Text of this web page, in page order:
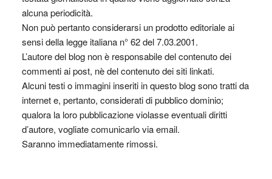
alcuna periodicità.
Non può pertanto considerarsi un prodotto editoriale ai
sensi della legge italiana n° 62 del 7.03.2001.
L’autore del blog non è responsabile del contenuto dei
commenti ai post, nè del contenuto dei siti linkati.
Alcuni testi o immagini inseriti in questo blog sono tratti da
internet e, pertanto, considerati di pubblico dominio;
qualora la loro pubblicazione violasse eventuali diritti
d’autore, vogliate comunicarlo via email.
Saranno immediatamente rimossi.